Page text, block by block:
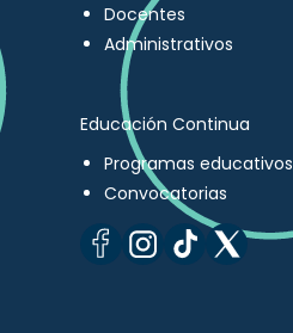
Docentes
Administrativos
Educación Continua
Programas educativos
Convocatorias